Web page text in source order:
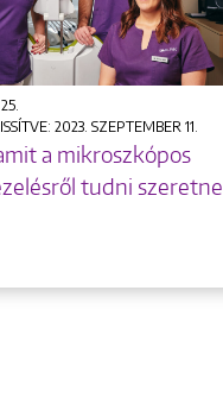
2023. SZEPTEMBER 11.
a mikroszkópos
tudni szeretne